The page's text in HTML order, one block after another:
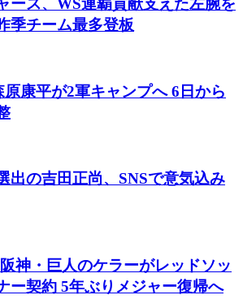
ース、WS連覇貢献支えた左腕を
チーム最多登板
原康平が2軍キャンプへ 6日から
出の吉田正尚、SNSで意気込み
神・巨人のケラーがレッドソッ
ー契約 5年ぶりメジャー復帰へ